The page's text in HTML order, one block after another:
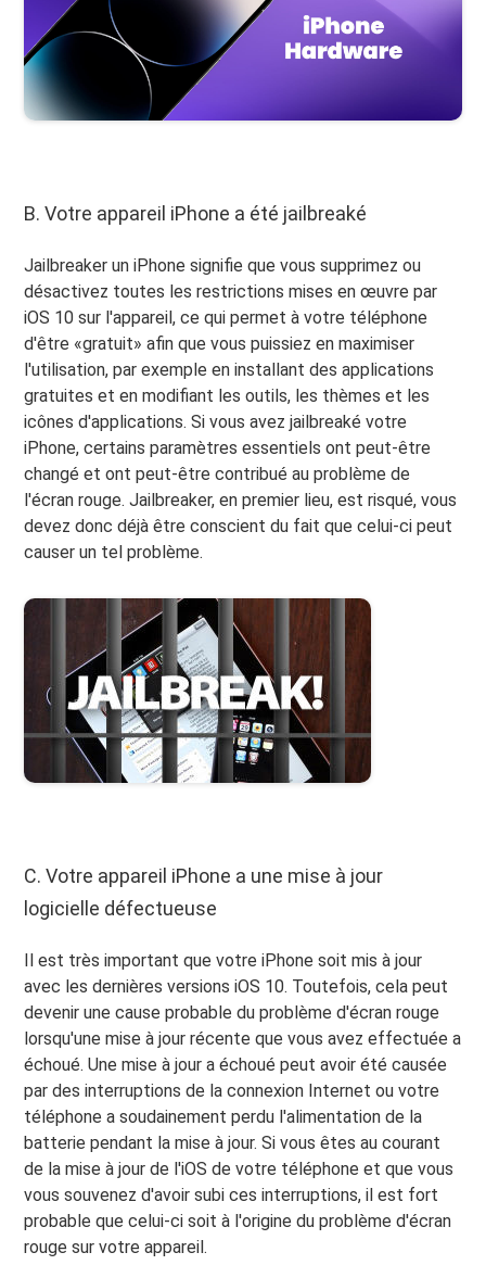
B. Votre appareil iPhone a été jailbreaké
Jailbreaker un iPhone signifie que vous supprimez ou
désactivez toutes les restrictions mises en œuvre par
iOS 10 sur l'appareil, ce qui permet à votre téléphone
d'être «gratuit» afin que vous puissiez en maximiser
l'utilisation, par exemple en installant des applications
gratuites et en modifiant les outils, les thèmes et les
icônes d'applications. Si vous avez jailbreaké votre
iPhone, certains paramètres essentiels ont peut-être
changé et ont peut-être contribué au problème de
l'écran rouge. Jailbreaker, en premier lieu, est risqué, vous
devez donc déjà être conscient du fait que celui-ci peut
causer un tel problème.
C. Votre appareil iPhone a une mise à jour
logicielle défectueuse
Il est très important que votre iPhone soit mis à jour
avec les dernières versions iOS 10. Toutefois, cela peut
devenir une cause probable du problème d'écran rouge
lorsqu'une mise à jour récente que vous avez effectuée a
échoué. Une mise à jour a échoué peut avoir été causée
par des interruptions de la connexion Internet ou votre
téléphone a soudainement perdu l'alimentation de la
batterie pendant la mise à jour. Si vous êtes au courant
de la mise à jour de l'iOS de votre téléphone et que vous
vous souvenez d'avoir subi ces interruptions, il est fort
probable que celui-ci soit à l'origine du problème d'écran
rouge sur votre appareil.